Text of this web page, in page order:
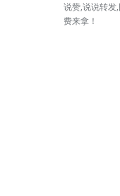
说赞,说说转发
费来拿！